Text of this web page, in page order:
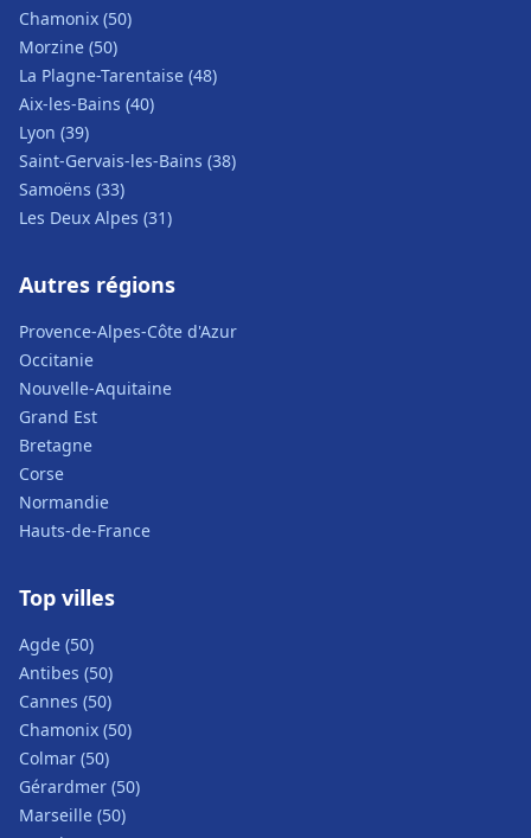
Chamonix (50)
Morzine (50)
La Plagne-Tarentaise (48)
Aix-les-Bains (40)
Lyon (39)
Saint-Gervais-les-Bains (38)
Samoëns (33)
Les Deux Alpes (31)
Autres régions
Provence-Alpes-Côte d'Azur
Occitanie
Nouvelle-Aquitaine
Grand Est
Bretagne
Corse
Normandie
Hauts-de-France
Top villes
Agde (50)
Antibes (50)
Cannes (50)
Chamonix (50)
Colmar (50)
Gérardmer (50)
Marseille (50)